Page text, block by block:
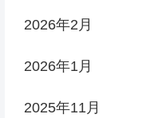
2026年2月
2026年1月
2025年11月